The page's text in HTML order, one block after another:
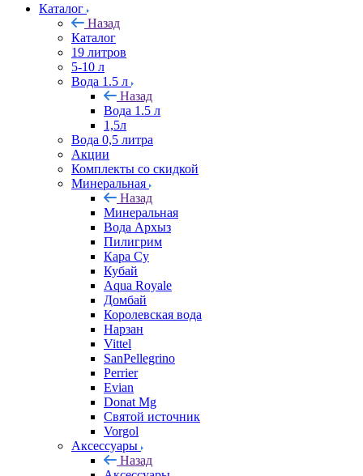
Каталог
Назад
Каталог
19 литров
5-10 л
Вода 1.5 л
Назад
Вода 1.5 л
1,5л
Вода 0,5 литра
Акции
Комплекты со скидкой
Минеральная
Назад
Минеральная
Вода Архыз
Пилигрим
Кара Су
Кубай
Aqua Royale
Домбай
Королевская вода
Нарзан
Vittel
SanPellegrino
Perrier
Evian
Donat Mg
Святой источник
Vorgol
Аксессуары
Назад